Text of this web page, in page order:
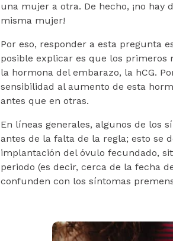
una mujer a otra. De hecho, ¡no
misma mujer!
Por eso, responder a esta pregunta
posible explicar es que los primeros
la hormona del embarazo, la hCG.
sensibilidad al aumento de esta
antes que en otras.
En líneas generales, algunos de los
antes de la falta de la regla; esto se
implantación del óvulo fecundado,
periodo (es decir, cerca de la fecha
confunden con los síntomas